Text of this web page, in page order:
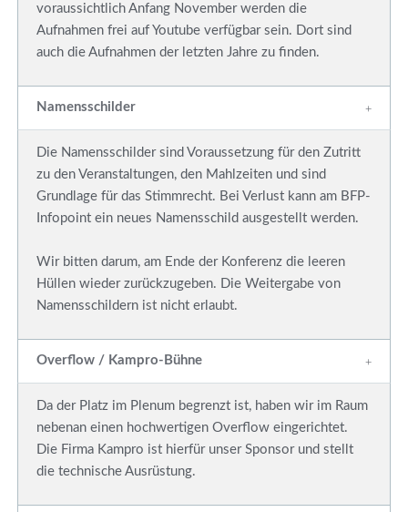
voraussichtlich Anfang November werden die
Aufnahmen frei auf Youtube verfügbar sein. Dort sind
auch die Aufnahmen der letzten Jahre zu finden.
Namensschilder
Die Namensschilder sind Voraussetzung für den Zutritt
zu den Veranstaltungen, den Mahlzeiten und sind
Grundlage für das Stimmrecht. Bei Verlust kann am BFP-
Infopoint ein neues Namensschild ausgestellt werden.
Wir bitten darum, am Ende der Konferenz die leeren
Hüllen wieder zurückzugeben. Die Weitergabe von
Namensschildern ist nicht erlaubt.
Overflow / Kampro-Bühne
Da der Platz im Plenum begrenzt ist, haben wir im Raum
nebenan einen hochwertigen Overflow eingerichtet.
Die Firma Kampro ist hierfür unser Sponsor und stellt
die technische Ausrüstung.